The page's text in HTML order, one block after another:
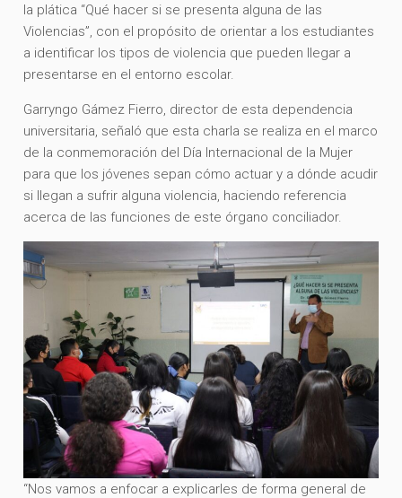
la plática “Qué hacer si se presenta alguna de las
Violencias”, con el propósito de orientar a los estudiantes
a identificar los tipos de violencia que pueden llegar a
presentarse en el entorno escolar.
Garryngo Gámez Fierro, director de esta dependencia
universitaria, señaló que esta charla se realiza en el marco
de la conmemoración del Día Internacional de la Mujer
para que los jóvenes sepan cómo actuar y a dónde acudir
si llegan a sufrir alguna violencia, haciendo referencia
acerca de las funciones de este órgano conciliador.
“Nos vamos a enfocar a explicarles de forma general de